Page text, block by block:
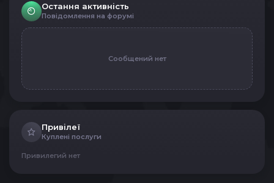
Остання активність
Повідомлення на форумі
Сообщений нет
Привілеї
Куплені послуги
Привилегий нет